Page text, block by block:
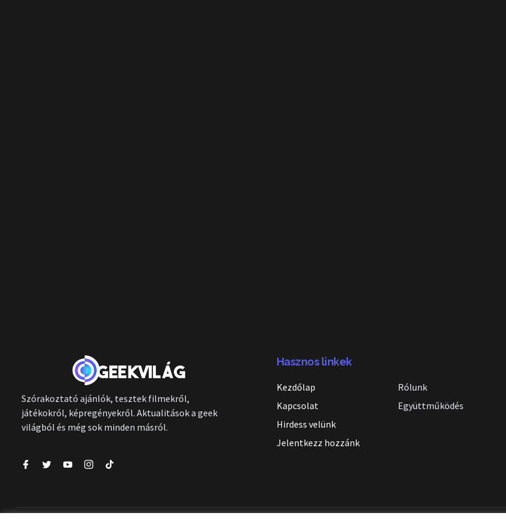
Szórakoztató ajánlók, tesztek filmekről,
játékokról, képregényekről. Aktualitások a geek
világból és még sok minden másról.
Hasznos linkek
Kezdőlap
Kapcsolat
Hirdess velünk
Jelentkezz hozzánk
Rólunk
Együttműködés